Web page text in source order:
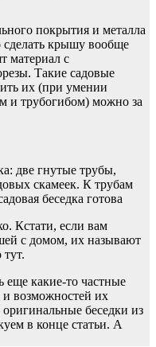
покрытия и металла
крышу вообще
материал с
Такие садовые
их (при умении
и трубогибом) можно за
две гнутые трубы,
скамеек. К трубам
беседка готова
Кстати, если вам
с домом, их называют
еще какие-то частные
и возможностей их
беседки из
в конце статьи. А